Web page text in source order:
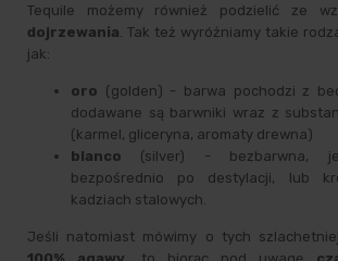
Tequile możemy również podzielić ze
dojrzewania . Tak też wyróżniamy takie
jak:
oro (golden) - barwa pochodzi z
dodawane są barwniki wraz z
(karmel, gliceryna, aromaty drewna)
blanco (silver) - bezbarwna,
bezpośrednio po destylacji, lub
kadziach stalowych.
Jeśli natomiast mówimy o tych